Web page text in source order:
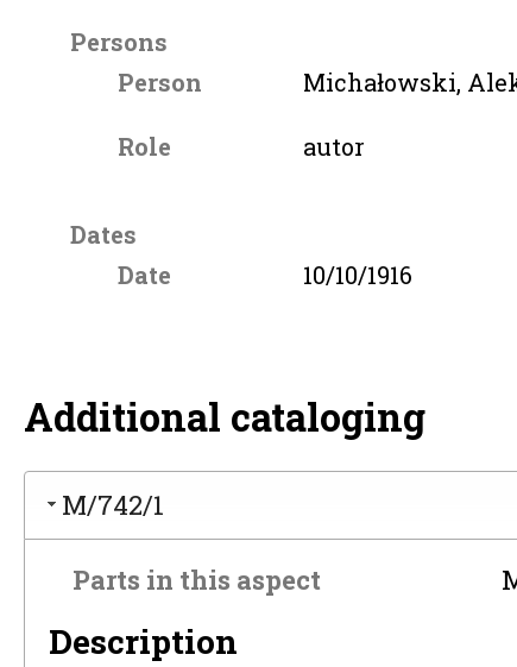
Persons
Person
Michałowski,
Role autor
Dates
Date
10/10/1916
Additional cataloging
M/742/1
Parts in this aspect
Description